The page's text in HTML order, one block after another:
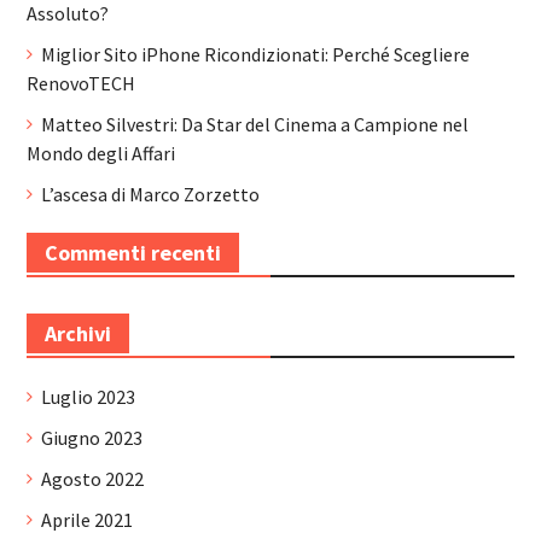
Assoluto?
Miglior Sito iPhone Ricondizionati: Perché Scegliere
RenovoTECH
Matteo Silvestri: Da Star del Cinema a Campione nel
Mondo degli Affari
L’ascesa di Marco Zorzetto
Commenti recenti
Archivi
Luglio 2023
Giugno 2023
Agosto 2022
Aprile 2021